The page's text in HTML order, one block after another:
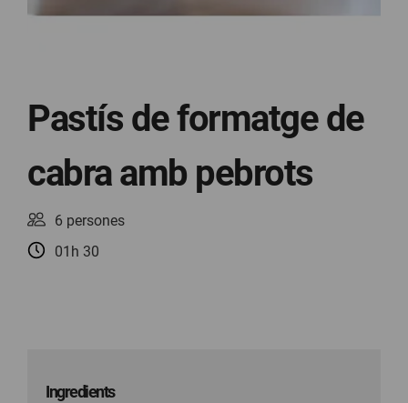
Pastís de formatge de
cabra amb pebrots
6 persones
01h 30
Ingredients